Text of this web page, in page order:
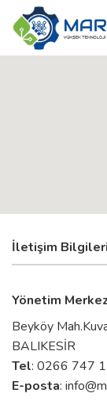
İçeriğe
atla
İletişim
Yönetim
Beyköy
BALIKESİR
Tel: 0266 747
E-posta: